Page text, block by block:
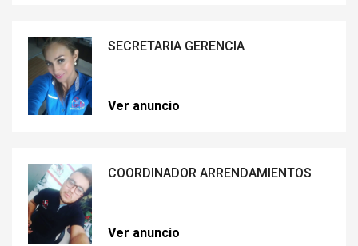
SECRETARIA GERENCIA
Ver anuncio
COORDINADOR ARRENDAMIENTOS
Ver anuncio